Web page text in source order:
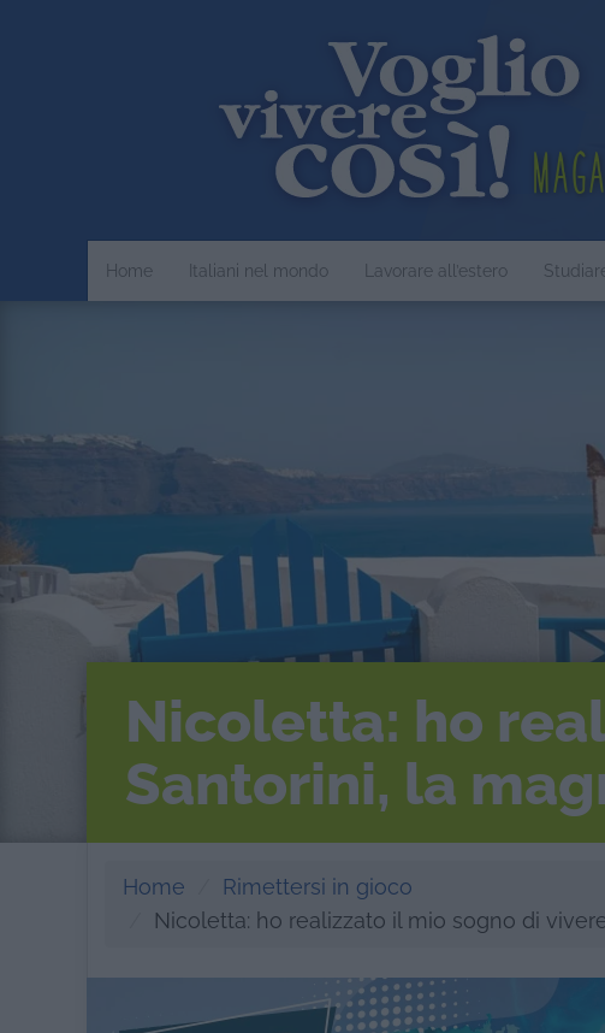
Home Italiani nel mondo Lavorare all’estero
Nicoletta: ho
Santorini, la
Home
Rimettersi in gioco
Nicoletta: ho realizzato il mio sogno di